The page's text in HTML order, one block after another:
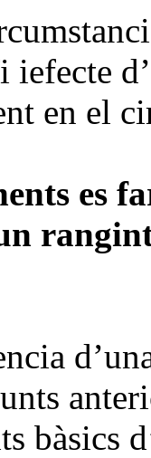
iefecte
en el
es
bàsics